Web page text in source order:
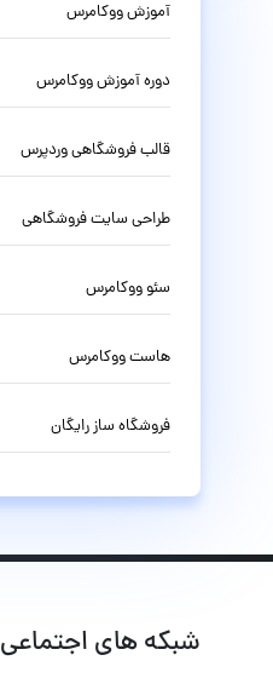
آموزش ووکامرس
دوره آموزش ووکامرس
قالب فروشگاهی وردپرس
طراحی سایت فروشگاهی
سئو ووکامرس
هاست ووکامرس
فروشگاه ساز رایگان
شبکه های اجتماعی